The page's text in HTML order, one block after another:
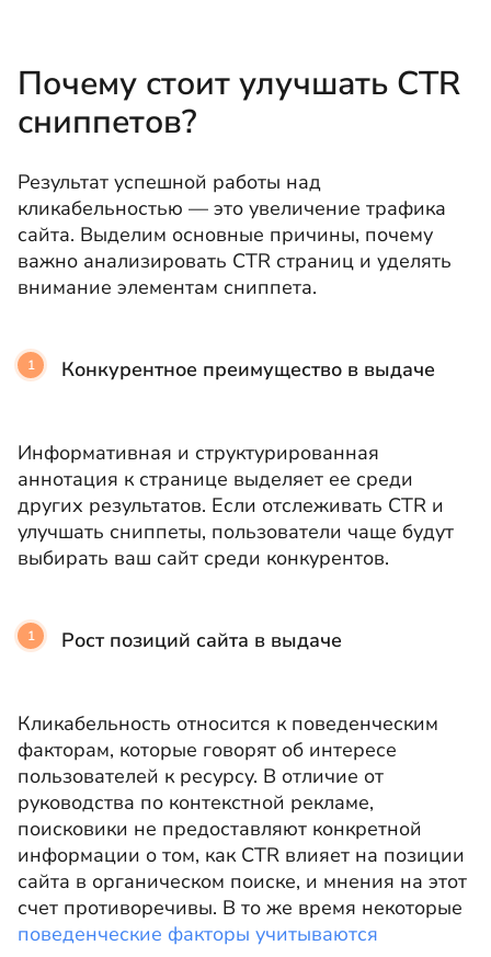
Почему стоит улучшать CTR
сниппетов?
Результат успешной работы над
кликабельностью — это увеличение трафика
сайта. Выделим основные причины, почему
важно анализировать CTR страниц и уделять
внимание элементам сниппета.
Конкурентное преимущество в выдаче
Информативная и структурированная
аннотация к странице выделяет ее среди
других результатов. Если отслеживать CTR и
улучшать сниппеты, пользователи чаще будут
выбирать ваш сайт среди конкурентов.
Рост позиций сайта в выдаче
Кликабельность относится к поведенческим
факторам, которые говорят об интересе
пользователей к ресурсу. В отличие от
руководства по контекстной рекламе,
поисковики не предоставляют конкретной
информации о том, как CTR влияет на позиции
сайта в органическом поиске, и мнения на этот
счет противоречивы. В то же время некоторые
поведенческие факторы учитываются